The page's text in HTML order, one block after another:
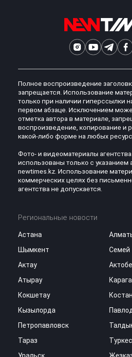
Полное воспроизведение
запрещается. Использование
только при наличии гиперссылки
первом абзаце. Исключением
отметка автора в материале,
воспроизведение, копирование и
какой-либо форме на любых
Фото- и видеоматериалы
использованы только с указанием
newtimes.kz. Использование
коммерческих целях без
агентства не допускается.
Региональные новости
Астана
Шымкент
Семей
Актау
Актобе
Атырау
Кокшетау
Кызылорда
Петропавловск
Тараз